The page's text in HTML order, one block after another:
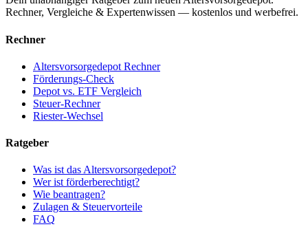
Rechner, Vergleiche & Expertenwissen — kostenlos und werbefrei.
Rechner
Altersvorsorgedepot Rechner
Förderungs-Check
Depot vs. ETF Vergleich
Steuer-Rechner
Riester-Wechsel
Ratgeber
Was ist das Altersvorsorgedepot?
Wer ist förderberechtigt?
Wie beantragen?
Zulagen & Steuervorteile
FAQ